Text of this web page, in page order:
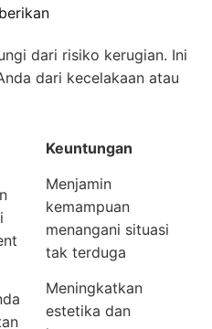
dari risiko kerugian. Ini
dari kecelakaan atau
Keuntungan
Menjamin
kemampuan
menangani situasi
tak terduga
Meningkatkan
estetika dan